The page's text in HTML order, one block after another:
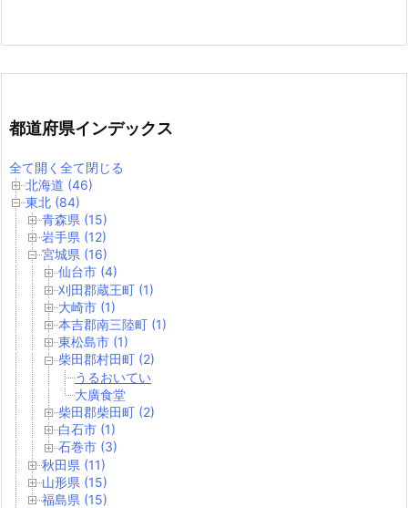
都道府県インデックス
全て開く 全て閉じる
北海道 (46)
東北 (84)
青森県 (15)
岩手県 (12)
宮城県 (16)
仙台市 (4)
刈田郡蔵王町 (1)
大崎市 (1)
本吉郡南三陸町 (1)
東松島市 (1)
柴田郡村田町 (2)
うるおいてい
大廣食堂
柴田郡柴田町 (2)
白石市 (1)
石巻市 (3)
秋田県 (11)
山形県 (15)
福島県 (15)